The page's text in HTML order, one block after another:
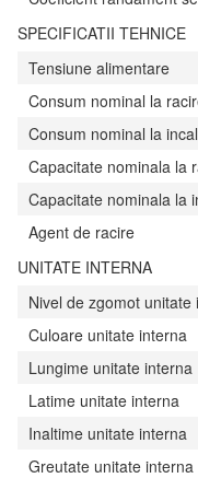
SPECIFICATII TEHNICE
Tensiune alimentare
Consum nominal la
Consum nominal la
Capacitate nominala la
Capacitate nominala la
Agent de racire
UNITATE INTERNA
Nivel de zgomot unitate
Culoare unitate interna
Lungime unitate interna
Latime unitate interna
Inaltime unitate interna
Greutate unitate interna